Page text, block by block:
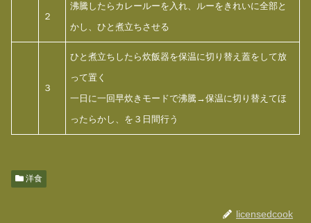
２
沸騰したらカレールーを入れ、ルーをきれいに全部と
かし、ひと煮立ちさせる
３
ひと煮立ちしたら炊飯器を保温に切り替え蓋をして放
って置く
一日に一回早炊きモードで沸騰→保温に切り替えてほ
ったらかし、を３日間行う
洋食
licensedcook